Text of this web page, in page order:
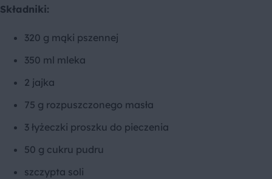
Składniki:
320 g mąki pszennej
350 ml mleka
2 jajka
75 g rozpuszczonego masła
3 łyżeczki proszku do pieczenia
50 g cukru pudru
szczypta soli